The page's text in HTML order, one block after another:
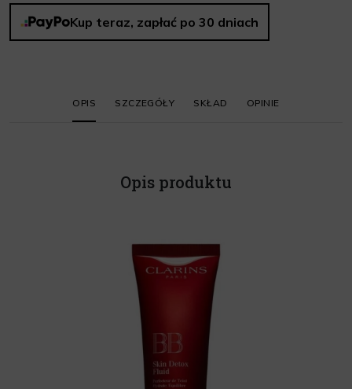
Kup teraz, zapłać po 30 dniach
OPIS SZCZEGÓŁY SKŁAD OPINIE
Opis produktu